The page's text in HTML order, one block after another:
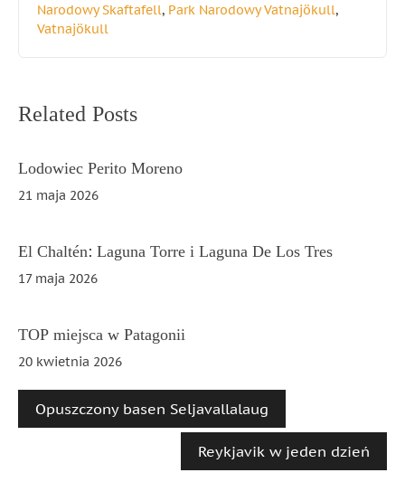
Narodowy Skaftafell, Park Narodowy Vatnajökull,
Vatnajökull
Related Posts
Lodowiec Perito Moreno
21 maja 2026
El Chaltén: Laguna Torre i Laguna De Los Tres
17 maja 2026
TOP miejsca w Patagonii
20 kwietnia 2026
Nawigacja
Opuszczony basen Seljavallalaug
Reykjavik w jeden dzień